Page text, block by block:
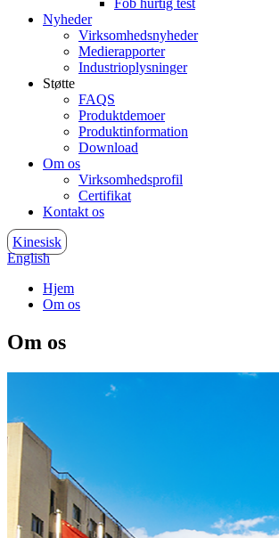
Fob hurtig test
Nyheder
Virksomhedsnyheder
Medierapporter
Industrioplysninger
Støtte
FAQS
Produktdemoer
Produktinformation
Download
Om os
Virksomhedsprofil
Certifikat
Kontakt os
Kinesisk
English
Hjem
Om os
Om os